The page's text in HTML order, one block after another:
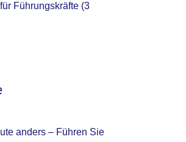
Führungskräfte (3
anders – Führen Sie